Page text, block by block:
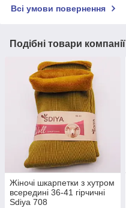
Всі умови повернення
Подібні товари компанії
Жіночі шкарпетки з хутром
всередині 36-41 гірчичні
Sdiya 708